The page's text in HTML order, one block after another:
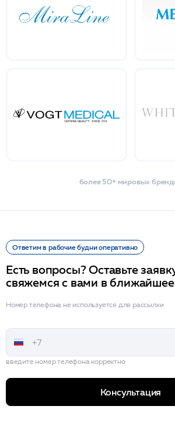
более 50+ мировых
Ответим в рабочие будни оперативно
Есть вопросы? Оставьте
свяжемся с вами в
Номер телефона не используется для рассылки
введите номер телефона корректно
Консультация